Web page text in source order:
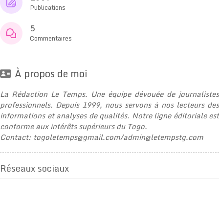
Publications
5
Commentaires
À propos de moi
La Rédaction Le Temps. Une équipe dévouée de journalistes
professionnels. Depuis 1999, nous servons à nos lecteurs des
informations et analyses de qualités. Notre ligne éditoriale est
conforme aux intérêts supérieurs du Togo.
Contact: togoletemps@gmail.com/admin@letempstg.com
Réseaux sociaux